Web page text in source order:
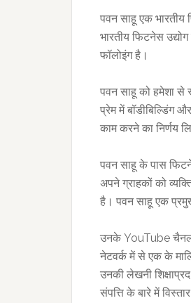
पवन साहू एक भारतीय
भारतीय फिटनेस
फॉलोइंग है।
पवन साहू को हमेशा
प्रेम में बॉडीबिल्डिंग
काम करने का निर्णय
पवन साहू के पास
अपने ग्राहकों को
है। पवन साहू एक
उनके YouTube चैनल
नेटवर्क में से एक के
उनकी लेखनी
संपत्ति के बारे में